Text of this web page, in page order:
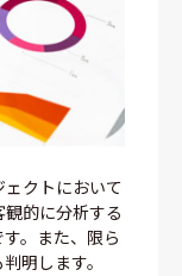
クトにおいて
的に分析する
。また、限ら
明します。